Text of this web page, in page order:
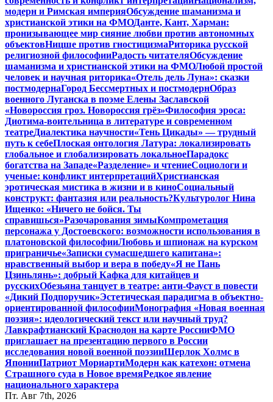
модерн и Римская империяОбсуждение шаманизма и
христианской этики на ФМОДанте, Кант, Харман:
пронизывающее мир сияние любви против автономных
объектовНицше против гностицизмаРиторика русской
религиозной философииРадость читателяОбсуждение
шаманизма и христианской этики на ФМОЛюбой простой
человек и научная риторика«Отель дель Луна»: сказки
постмодернаГород Бессмертных и постмодернОбраз
военного Луганска в поэме Елены Заславской
«Новороссия гроз. Новороссия грёз»Философия эроса:
Диотима-воительница в литературе и современном
театреДиалектика научности«Тень Цикады» — трудный
путь к себеПлоская онтология Латура: локализировать
глобальное и глобализировать локальноеПарадокс
богатства на Западе«Разделение» и чтениеСоциологи и
ученые: конфликт интерпретацийХристианская
эротическая мистика в жизни и в киноСоциальный
конструкт: фантазия или реальность?Культуролог Нина
Ищенко: «Ничего не бойся. Ты
справишься»Разочарования зимыКомпрометация
персонажа у Достоевского: возможности использования в
платоновской философииЛюбовь и шпионаж на курском
приграничье«Записки сумасшедшего капитана»:
нравственный выбор и вера в победу«Я не Пань
Цзиньлянь»: добрый Кафка для китайцев и
русскихОбезьяна танцует в театре: анти-Фауст в повести
«Дикий Подпоручик»Эстетическая парадигма в объектно-
ориентированной философииМонография «Новая военная
поэзия»: идеологический текст или научный труд?
Лавкрафтианский Краснодон на карте РоссииФМО
приглашает на презентацию первого в России
исследования новой военной поэзииШерлок Холмс в
ЯпонииПатриот МориартиМодерн как катехон: отмена
Страшного суда в Новое времяРедкое явление
национального характера
Пт. Авг 7th, 2026